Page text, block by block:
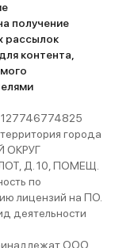
получение
рассылок
контента,
города
ОКРУГ
Д. 10, ПОМЕЩ.
по
лицензий на ПО.
деятельности
ООО